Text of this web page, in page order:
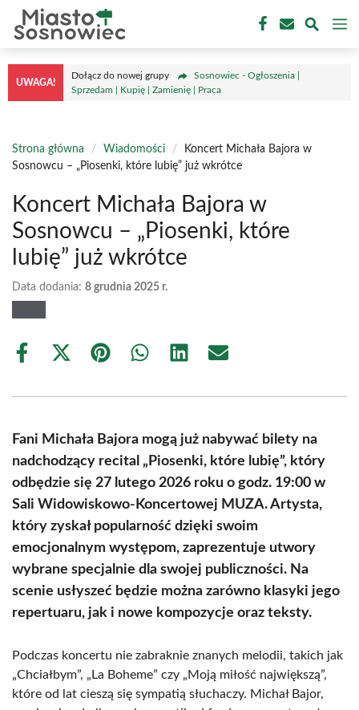
Przejdź
treści
UWAGA!
Dołącz do nowej grupy
Sosnowiec - Ogłoszenia |
Sprzedam | Kupię | Zamienię | Praca
Strona główna / Wiadomości /
Koncert Michała Bajora w
Sosnowcu – „Piosenki, które lubię” już wkrótce
Koncert Michała Bajora w
Sosnowcu – „Piosenki, które
lubię” już wkrótce
Data dodania: 8 grudnia 2025 r.
Share
Share
(Twitter)
Share Share Share Share
Fani Michała Bajora mogą już nabywać bilety na
nadchodzący recital „Piosenki, które lubię”, który
odbędzie się 27 lutego 2026 roku o godz. 19:00 w
Sali Widowiskowo-Koncertowej MUZA. Artysta,
który zyskał popularność dzięki swoim
emocjonalnym występom, zaprezentuje utwory
wybrane specjalnie dla swojej publiczności. Na
scenie usłyszeć będzie można zarówno klasyki jego
repertuaru, jak i nowe kompozycje oraz teksty.
Podczas koncertu nie zabraknie znanych melodii, takich jak
„Chciałbym”, „La Boheme” czy „Moją miłość największą”,
które od lat cieszą się sympatią słuchaczy. Michał Bajor,